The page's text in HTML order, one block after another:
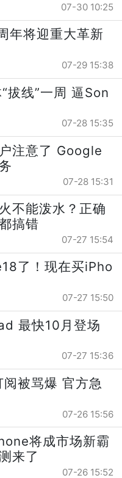
07-30 10:25
年将迎重大革新
07-29 15:38
拔线”一周 逼Son
07-28 15:35
注意了 Google
07-28 15:31
不能泼水？正确
搞错
07-27 15:54
了！现在买iPho
07-27 15:50
最快10月登场
07-27 15:36
被骂爆 官方急
07-26 15:56
将成市场新霸
来了
07-26 15:52